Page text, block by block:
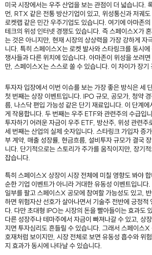
미국 시장에서는 우주 산업을 보는 관점이 더 넓습니다.
먼, RTX 같은 전통 방산기업이 있고, 위성통신과 저궤
로켓랩 같은 민간 우주기업도 있습니다. 여기에 아마존
테크의 위성 인터넷 경쟁도 있습니다. 즉 스페이스X가
는 것은 아니지만, 현재 시장의 상상력을 가장 강하게 자
니다. 특히 스페이스X는 로켓 발사와 스타링크를 동시에
쟁사들과 다른 위치에 있습니다. 아마존이 위성을 쏘려
만, 스페이스X는 스스로 쏠 수 있습니다. 이 차이가 장기
투자자 입장에서 이번 이슈를 보는 가장 좋은 방식은 세
첫 번째는 상장 이벤트입니다. IPO 규모, 공모가, 청약
름, 나스닥 편입 가능성 같은 단기 재료입니다. 이 단계
게 작용합니다. 두 번째는 우주 ETF와 관련주의 수급입
투자하기 어려운 자금이 우주 ETF, 방산주, 위성 관련주
세 번째는 산업의 실제 숫자입니다. 스타링크 가입자 증
부 계약, 매출 성장률, 현금흐름, 설비투자 규모가 결국
니다. 단기적으로는 스토리가 주가를 움직이지만, 장기
잡습니다.
특히 스페이스X 상장이 시장 전체에 미칠 영향도 봐야
순한 기업 이벤트가 아니라 거대한 유동성 이벤트입니다
일부를 팔고 스페이스X 공모에 참여할 가능성도 있고,
하면 위험자산 선호가 살아나면서 기술주 전반에 긍정적
다. 다만 초대형 IPO는 시장의 돈을 빨아들이는 효과도
다른 성장주나 테마주에서 자금이 빠져나갈 수 있고, 상
지면 투자심리도 흔들릴 수 있습니다. 그래서 스페이스
호재처럼 보이지만, 시장 전체로 보면 유동성 흡수와 위
지 효과가 동시에 나타날 수 있습니다.